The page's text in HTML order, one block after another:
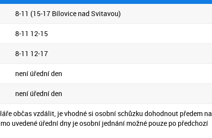
8-11 (15-17 Bílovice nad Svitavou)
8-11 12-15
8-11 12-17
není úřední den
není úřední den
občas vzdálit, je vhodné si osobní schůzku dohodnout předem na
uvedené úřední dny je osobní jednání možné pouze po předchozí